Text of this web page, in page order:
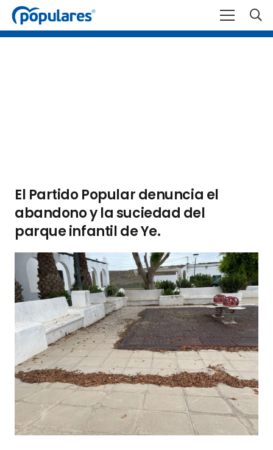
El Partido Popular denuncia el
abandono y la suciedad del
parque infantil de Ye.